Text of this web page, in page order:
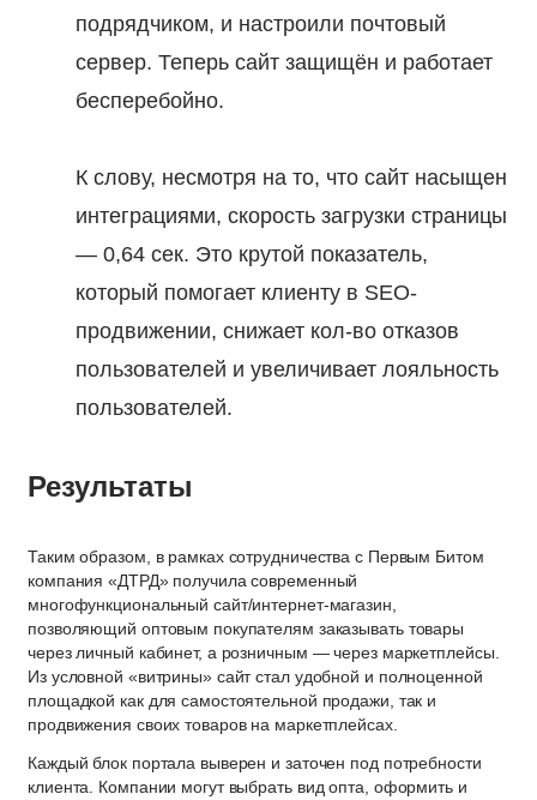
подрядчиком, и настроили почтовый
сервер. Теперь сайт защищён и работает
бесперебойно.
К слову, несмотря на то, что сайт насыщен
интеграциями, скорость загрузки страницы
— 0,64 сек. Это крутой показатель,
который помогает клиенту в SEO-
продвижении, снижает кол-во отказов
пользователей и увеличивает лояльность
пользователей.
Результаты
Таким образом, в рамках сотрудничества с Первым Битом
компания «ДТРД» получила современный
многофункциональный сайт/интернет-магазин,
позволяющий оптовым покупателям заказывать товары
через личный кабинет, а розничным — через маркетплейсы.
Из условной «витрины» сайт стал удобной и полноценной
площадкой как для самостоятельной продажи, так и
продвижения своих товаров на маркетплейсах.
Каждый блок портала выверен и заточен под потребности
клиента. Компании могут выбрать вид опта, оформить и